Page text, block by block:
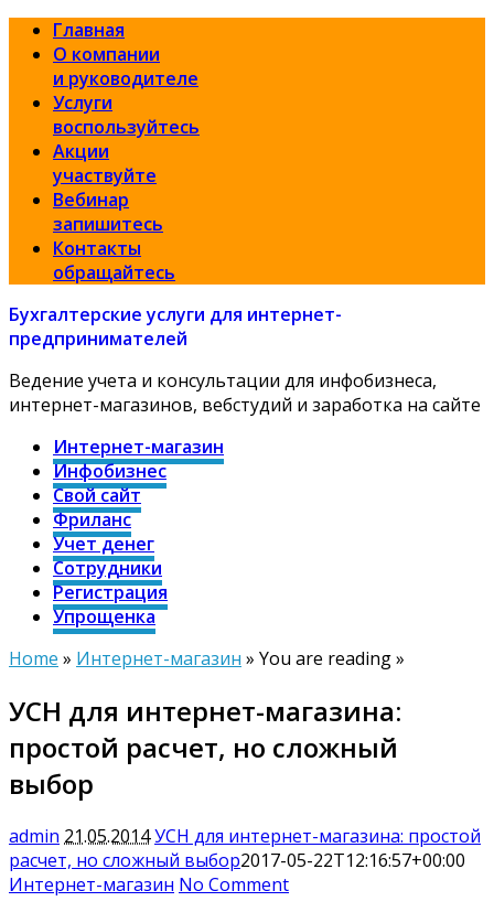
Главная
О компании
и руководителе
Услуги
воспользуйтесь
Акции
участвуйте
Вебинар
запишитесь
Контакты
обращайтесь
Бухгалтерские услуги для интернет-
предпринимателей
Ведение учета и консультации для инфобизнеса,
интернет-магазинов, вебстудий и заработка на сайте
Интернет-магазин
Инфобизнес
Свой сайт
Фриланс
Учет денег
Сотрудники
Регистрация
Упрощенка
Home » Интернет-магазин » You are reading »
УСН для интернет-магазина:
простой расчет, но сложный
выбор
admin 21.05.2014УСН для интернет-магазина: простой
расчет, но сложный выбор2017-05-22T12:16:57+00:00
Интернет-магазин No Comment